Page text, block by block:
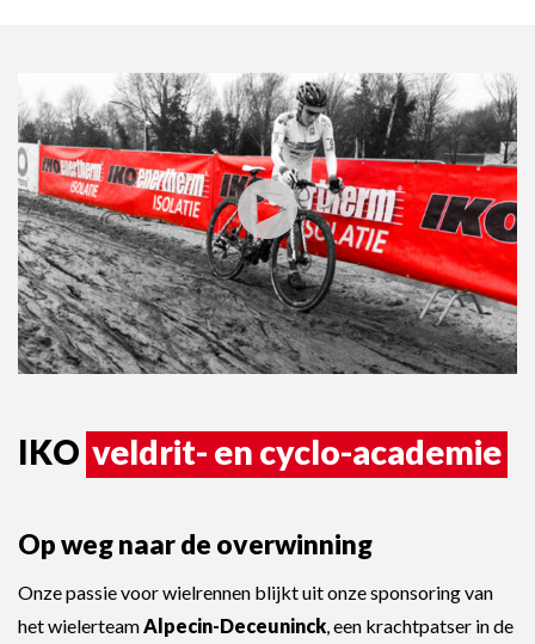
IKO veldrit- en cyclo-academie
Op weg naar de overwinning
Onze passie voor wielrennen blijkt uit onze sponsoring van
het wielerteamAlpecin-Deceuninck, een krachtpatser in de